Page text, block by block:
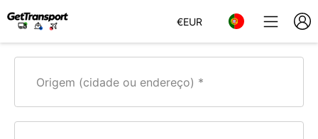
€EUR
Origem (cidade ou endereço)